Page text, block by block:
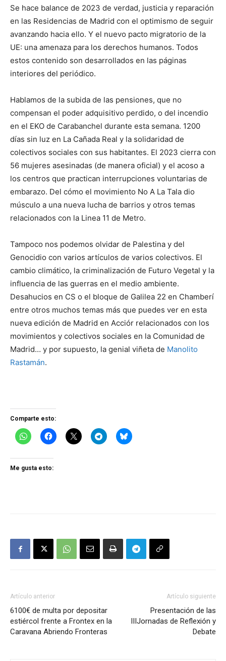
Se hace balance de 2023 de verdad, justicia y reparación
en las Residencias de Madrid con el optimismo de seguir
avanzando hacia ello. Y el nuevo pacto migratorio de la
UE: una amenaza para los derechos humanos. Todos
estos contenido son desarrollados en las páginas
interiores del periódico.
Hablamos de la subida de las pensiones, que no
compensan el poder adquisitivo perdido, o del incendio
en el EKO de Carabanchel durante esta semana. 1200
días sin luz en La Cañada Real y la solidaridad de
colectivos sociales con sus habitantes. El 2023 cierra con
56 mujeres asesinadas (de manera oficial) y el acoso a
los centros que practican interrupciones voluntarias de
embarazo. Del cómo el movimiento No A La Tala dio
músculo a una nueva lucha de barrios y otros temas
relacionados con la Linea 11 de Metro.
Tampoco nos podemos olvidar de Palestina y del
Genocidio con varios artículos de varios colectivos. El
cambio climático, la criminalización de Futuro Vegetal y la
influencia de las guerras en el medio ambiente.
Desahucios en CS o el bloque de Galilea 22 en Chamberí
entre otros muchos temas más que puedes ver en esta
nueva edición de Madrid en Acciór relacionados con los
movimientos y colectivos sociales en la Comunidad de
Madrid… y por supuesto, la genial viñeta de Manolito
Rastamán.
Comparte esto:
Me gusta esto:
Artículo anterior
6100€ de multa por depositar
estiércol frente a Frontex en la
Caravana Abriendo Fronteras
Artículo siguiente
Presentación de las
IIIJornadas de Reflexión y
Debate